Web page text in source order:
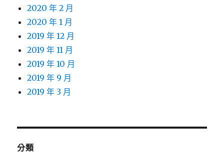
2020 年 2 月
2020 年 1 月
2019 年 12 月
2019 年 11 月
2019 年 10 月
2019 年 9 月
2019 年 3 月
分類